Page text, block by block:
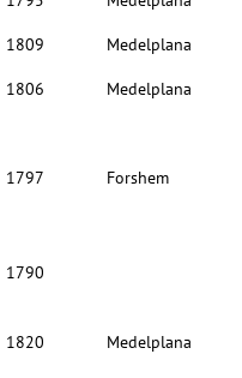
1809 Medelplana
1806 Medelplana
1797 Forshem
1790
1820 Medelplana